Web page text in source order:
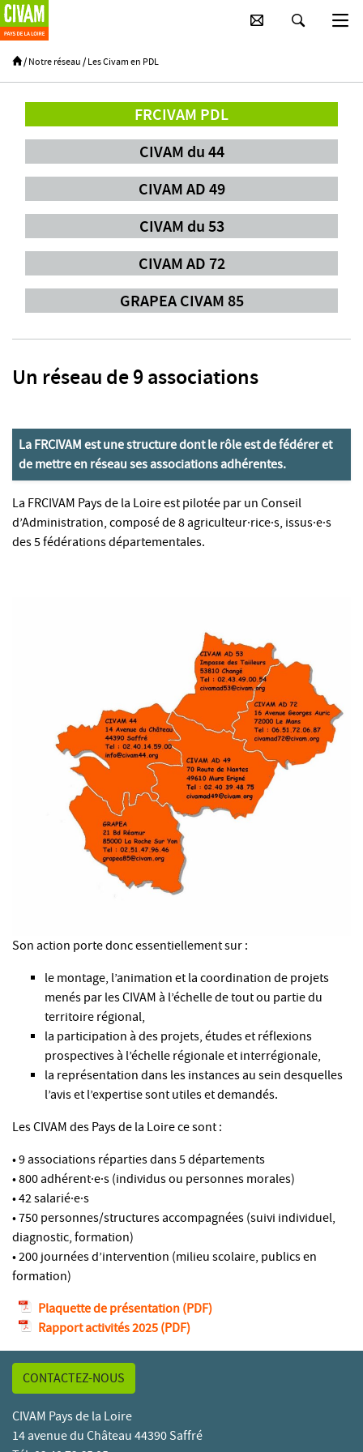
Passer au contenu principal
/Notre réseau/Les Civam en PDL
FRCIVAM PDL
CIVAM du 44
CIVAM AD 49
CIVAM du 53
CIVAM AD 72
GRAPEA CIVAM 85
Un réseau de 9 associations
La FRCIVAM est une structure dont le rôle est de fédérer et
de mettre en réseau ses associations adhérentes.
La FRCIVAM Pays de la Loire est pilotée par un Conseil
d’Administration, composé de 8 agriculteur·rice·s, issus·e·s
des 5 fédérations départementales.
Son action porte donc essentiellement sur :
le montage, l’animation et la coordination de projets
menés par les CIVAM à l’échelle de tout ou partie du
territoire régional,
la participation à des projets, études et réflexions
prospectives à l’échelle régionale et interrégionale,
la représentation dans les instances au sein desquelles
l’avis et l’expertise sont utiles et demandés.
Les CIVAM des Pays de la Loire ce sont :
• 9 associations réparties dans 5 départements
• 800 adhérent·e·s (individus ou personnes morales)
• 42 salarié·e·s
• 750 personnes/structures accompagnées (suivi individuel,
diagnostic, formation)
• 200 journées d’intervention (milieu scolaire, publics en
formation)
Plaquette de présentation
Rapport activités 2025
CONTACTEZ-NOUS
CIVAM Pays de la Loire
14 avenue du Château 44390 Saffré